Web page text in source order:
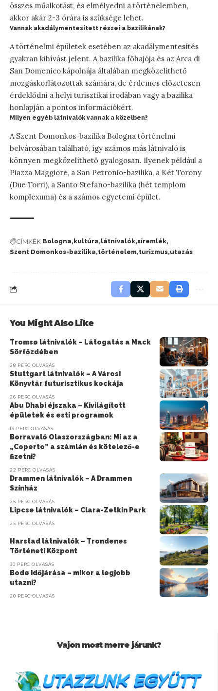
összes műalkotást, és elmélyedni a történelemben,
akkor akár 2-3 órára is szüksége lehet.
Vannak akadálymentesített részei a bazilikának?
A történelmi épületek esetében az akadálymentesítés
gyakran kihívást jelent. A bazilika főhajója és az Arca di
San Domenico kápolnája általában megközelíthető
mozgáskorlátozottak számára, de érdemes előzetesen
érdeklődni a helyi turisztikai irodában vagy a bazilika
honlapján a pontos információkért.
Milyen egyéb látnivalók vannak a közelben?
A Szent Domonkos-bazilika Bologna történelmi
belvárosában található, így számos más látnivaló is
könnyen megközelíthető gyalogosan. Ilyenek például a
Piazza Maggiore, a San Petronio-bazilika, a Két Torony
(Due Torri), a Santo Stefano-bazilika (hét templom
komplexuma) és a számos egyetemi épület.
CÍMKÉK Bologna kultúra látnivalók síremlék
Szent Domonkos-bazilika történelem turizmus utazás
You Might Also Like
Tromsø látnivalók – Látogatás a Mack
Sörfőzdében
28 PERC OLVASÁS
Stuttgart látnivalók – A Városi
Könyvtár futurisztikus kockája
26 PERC OLVASÁS
Abu Dhabi éjszaka – Kivilágított
épületek és esti programok
19 PERC OLVASÁS
Borravaló Olaszországban: Mi az a
„Coperto” a számlán és kötelező-e
fizetni?
22 PERC OLVASÁS
Drammen látnivalók – A Drammen
Színház
25 PERC OLVASÁS
Lipcse látnivalók – Clara-Zetkin Park
25 PERC OLVASÁS
Harstad látnivalók – Trondenes
Történeti Központ
30 PERC OLVASÁS
Bodø időjárása – mikor a legjobb
utazni?
20 PERC OLVASÁS
Vajon most merre járunk?